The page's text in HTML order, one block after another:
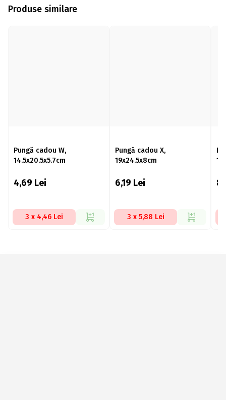
Produse similare
Pungă cadou W,
14.5x20.5x5.7cm
4,69 Lei
3 x 4,46 Lei
Pungă cadou X,
19x24.5x8cm
6,19 Lei
3 x 5,88 Lei